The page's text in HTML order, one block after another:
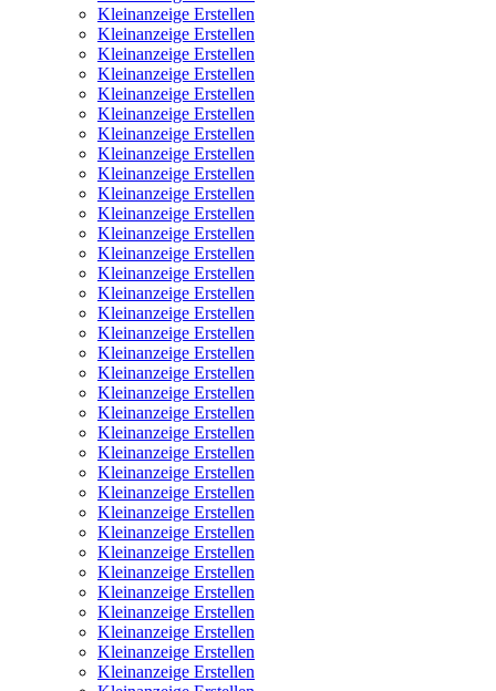
Kleinanzeige Erstellen
Kleinanzeige Erstellen
Kleinanzeige Erstellen
Kleinanzeige Erstellen
Kleinanzeige Erstellen
Kleinanzeige Erstellen
Kleinanzeige Erstellen
Kleinanzeige Erstellen
Kleinanzeige Erstellen
Kleinanzeige Erstellen
Kleinanzeige Erstellen
Kleinanzeige Erstellen
Kleinanzeige Erstellen
Kleinanzeige Erstellen
Kleinanzeige Erstellen
Kleinanzeige Erstellen
Kleinanzeige Erstellen
Kleinanzeige Erstellen
Kleinanzeige Erstellen
Kleinanzeige Erstellen
Kleinanzeige Erstellen
Kleinanzeige Erstellen
Kleinanzeige Erstellen
Kleinanzeige Erstellen
Kleinanzeige Erstellen
Kleinanzeige Erstellen
Kleinanzeige Erstellen
Kleinanzeige Erstellen
Kleinanzeige Erstellen
Kleinanzeige Erstellen
Kleinanzeige Erstellen
Kleinanzeige Erstellen
Kleinanzeige Erstellen
Kleinanzeige Erstellen